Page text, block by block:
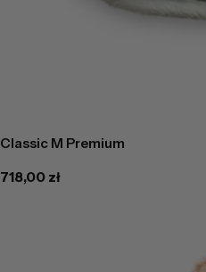
Classic M Premium
Cena
718,00 zł